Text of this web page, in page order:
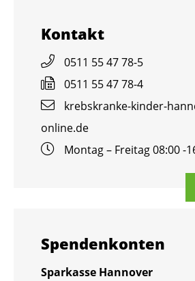
Kon­takt
0511 55 47 78-5
0511 55 47 78-4
krebs­kran­ke-kin­der-
online.​de
Mon­tag – Frei­tag 08:00 -
Spen­den­kon­ten
Spar­kas­se Han­no­ver